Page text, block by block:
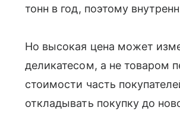
тонн в год, поэтому
Но высокая цена может
деликатесом, а не товаром
стоимости часть
откладывать покупку до